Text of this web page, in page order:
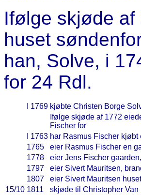
Ifølge skjøde
huset
han, Solve, i
for 24 Rdl.
I 1769 kjøbte Christen Borge
Ifølge skjøde af 1772
Fischer for
I 1763 har Rasmus Fischer kjøbt
1765
eier Rasmus Fischer en
1778
eier Jens Fischer
1797
eier Sivert Mauritsen,
1807
eier Sivert Mauritsen
15/10 1811
skjøde til Christopher Van